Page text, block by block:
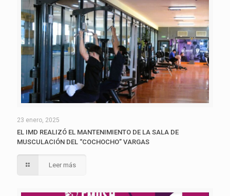
23 enero, 2025
EL IMD REALIZÓ EL MANTENIMIENTO DE LA SALA DE
MUSCULACIÓN DEL “COCHOCHO” VARGAS
Leer más